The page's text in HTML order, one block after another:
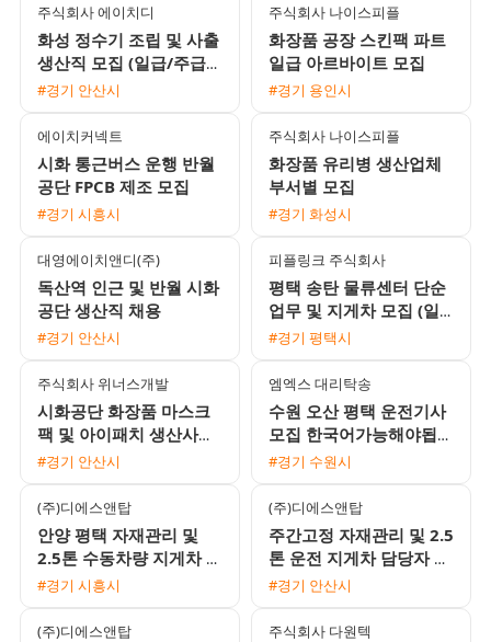
주식회사 에이치디
화성 정수기 조립 및 사출
생산직 모집 (일급/주급/
월급 선택 가능)
#경기 안산시
주식회사 나이스피플
화장품 공장 스킨팩 파트
일급 아르바이트 모집
#경기 용인시
에이치커넥트
시화 통근버스 운행 반월
공단 FPCB 제조 모집
#경기 시흥시
주식회사 나이스피플
화장품 유리병 생산업체
부서별 모집
#경기 화성시
대영에이치앤디(주)
독산역 인근 및 반월 시화
공단 생산직 채용
#경기 안산시
피플링크 주식회사
평택 송탄 물류센터 단순
업무 및 지게차 모집 (일
급/알바 가능)
#경기 평택시
주식회사 위너스개발
시화공단 화장품 마스크
팩 및 아이패치 생산사원
모집 (주급 가능)
#경기 안산시
엠엑스 대리탁송
수원 오산 평택 운전기사
모집 한국어가능해야됩니
다
#경기 수원시
(주)디에스앤탑
안양 평택 자재관리 및
2.5톤 수동차량 지게차 운
전 주간고정 채용
#경기 시흥시
(주)디에스앤탑
주간고정 자재관리 및 2.5
톤 운전 지게차 담당자 모
집
#경기 안산시
(주)디에스앤탑 주식회사 다원텍